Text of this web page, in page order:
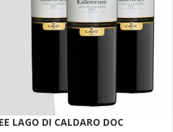
LAGO DI CALDARO DOC